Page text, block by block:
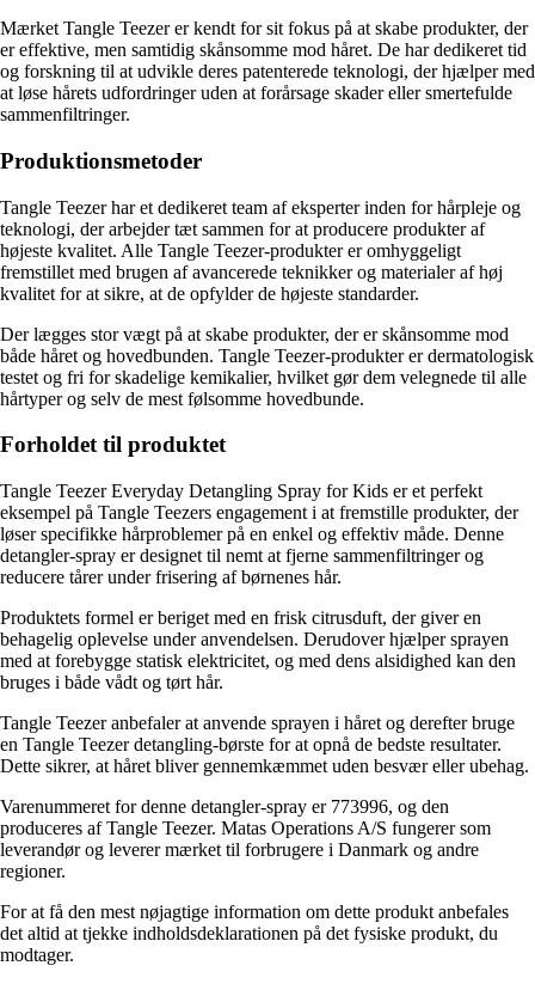
Mærket Tangle Teezer er kendt for sit fokus på at skabe produkter, der
er effektive, men samtidig skånsomme mod håret. De har dedikeret tid
og forskning til at udvikle deres patenterede teknologi, der hjælper med
at løse hårets udfordringer uden at forårsage skader eller smertefulde
sammenfiltringer.
Produktionsmetoder
Tangle Teezer har et dedikeret team af eksperter inden for hårpleje og
teknologi, der arbejder tæt sammen for at producere produkter af
højeste kvalitet. Alle Tangle Teezer-produkter er omhyggeligt
fremstillet med brugen af avancerede teknikker og materialer af høj
kvalitet for at sikre, at de opfylder de højeste standarder.
Der lægges stor vægt på at skabe produkter, der er skånsomme mod
både håret og hovedbunden. Tangle Teezer-produkter er dermatologisk
testet og fri for skadelige kemikalier, hvilket gør dem velegnede til alle
hårtyper og selv de mest følsomme hovedbunde.
Forholdet til produktet
Tangle Teezer Everyday Detangling Spray for Kids er et perfekt
eksempel på Tangle Teezers engagement i at fremstille produkter, der
løser specifikke hårproblemer på en enkel og effektiv måde. Denne
detangler-spray er designet til nemt at fjerne sammenfiltringer og
reducere tårer under frisering af børnenes hår.
Produktets formel er beriget med en frisk citrusduft, der giver en
behagelig oplevelse under anvendelsen. Derudover hjælper sprayen
med at forebygge statisk elektricitet, og med dens alsidighed kan den
bruges i både vådt og tørt hår.
Tangle Teezer anbefaler at anvende sprayen i håret og derefter bruge
en Tangle Teezer detangling-børste for at opnå de bedste resultater.
Dette sikrer, at håret bliver gennemkæmmet uden besvær eller ubehag.
Varenummeret for denne detangler-spray er 773996, og den
produceres af Tangle Teezer. Matas Operations A/S fungerer som
leverandør og leverer mærket til forbrugere i Danmark og andre
regioner.
For at få den mest nøjagtige information om dette produkt anbefales
det altid at tjekke indholdsdeklarationen på det fysiske produkt, du
modtager.